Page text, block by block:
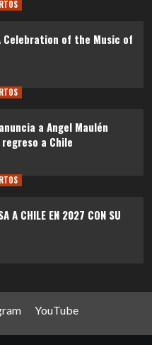
A Celebration of the Music of
a Angel Maulén
a Chile
A CHILE EN 2027 CON SU
YouTube